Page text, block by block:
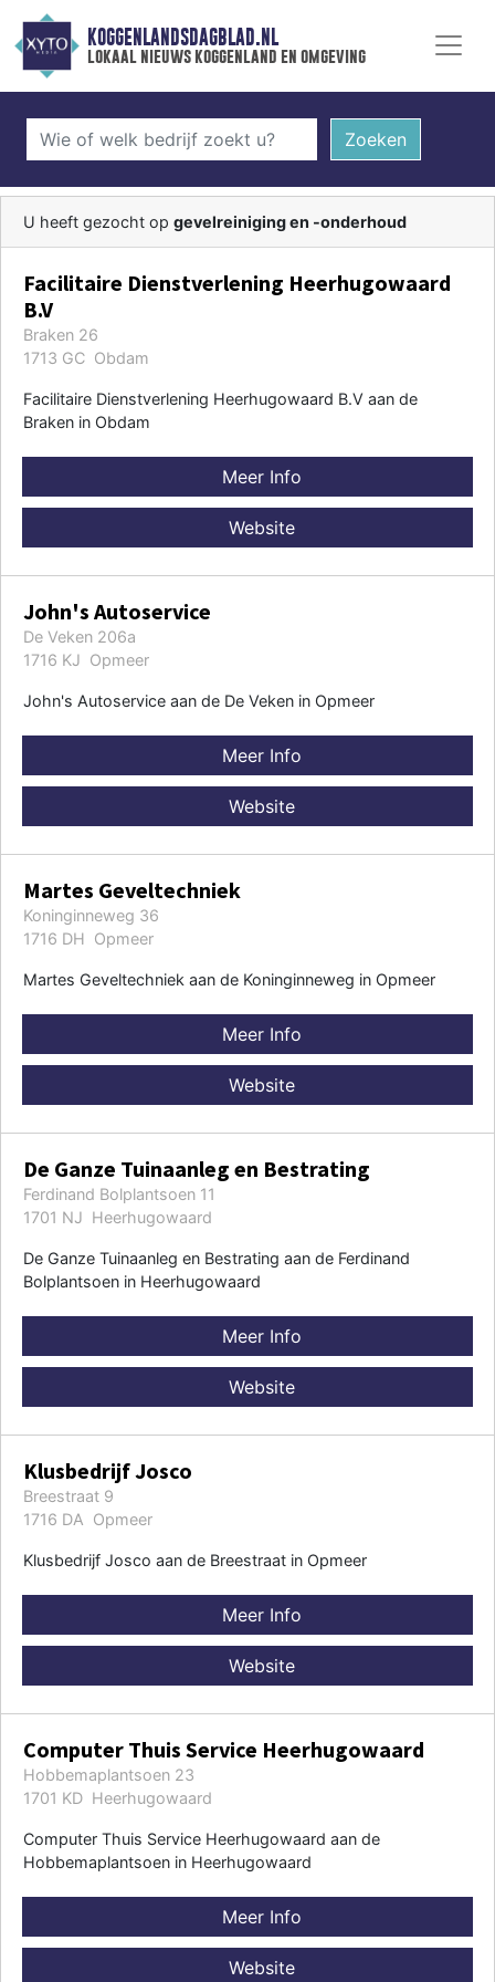
KOGGENLANDSDAGBLAD.NL
lokaal nieuws koggenland en omgeving
Zoeken
U heeft gezocht op gevelreiniging en -onderhoud
Facilitaire Dienstverlening Heerhugowaard
B.V
Braken 26
1713 GC Obdam
Facilitaire Dienstverlening Heerhugowaard B.V aan de
Braken in Obdam
Meer Info
Website
John's Autoservice
De Veken 206a
1716 KJ Opmeer
John's Autoservice aan de De Veken in Opmeer
Meer Info
Website
Martes Geveltechniek
Koninginneweg 36
1716 DH Opmeer
Martes Geveltechniek aan de Koninginneweg in Opmeer
Meer Info
Website
De Ganze Tuinaanleg en Bestrating
Ferdinand Bolplantsoen 11
1701 NJ Heerhugowaard
De Ganze Tuinaanleg en Bestrating aan de Ferdinand
Bolplantsoen in Heerhugowaard
Meer Info
Website
Klusbedrijf Josco
Breestraat 9
1716 DA Opmeer
Klusbedrijf Josco aan de Breestraat in Opmeer
Meer Info
Website
Computer Thuis Service Heerhugowaard
Hobbemaplantsoen 23
1701 KD Heerhugowaard
Computer Thuis Service Heerhugowaard aan de
Hobbemaplantsoen in Heerhugowaard
Meer Info
Website